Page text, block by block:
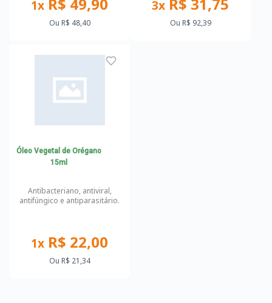
1x
Ou R$ 48,40
3x
Ou R$ 92,39
Óleo Vegetal de Orégano
15ml
Antibacteriano, antiviral,
antifúngico e antiparasitário.
1x R$ 22,00
Ou R$ 21,34